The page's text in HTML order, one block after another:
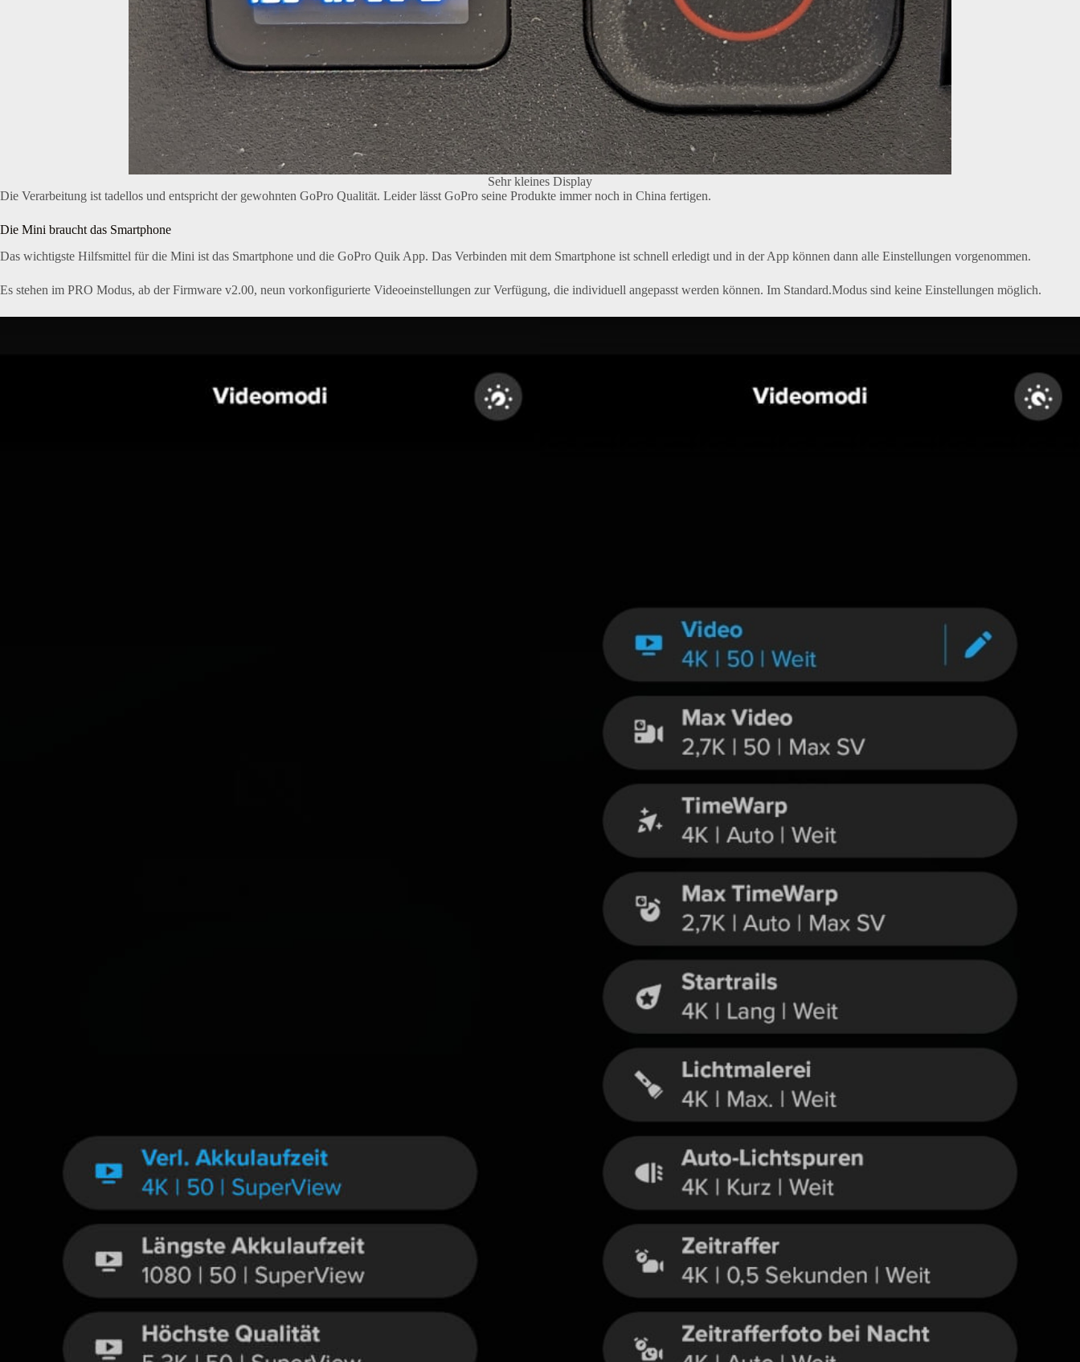
Sehr kleines Display
Die Verarbeitung ist tadellos und entspricht der gewohnten GoPro Qualität. Leider lässt GoPro seine Produkte immer noch in China fertigen.
Die Mini braucht das Smartphone
Das wichtigste Hilfsmittel für die Mini ist das Smartphone und die GoPro Quik App. Das Verbinden mit dem Smartphone ist schnell erledigt und in der App können dann alle Einstellungen vorgenommen.
Es stehen im PRO Modus, ab der Firmware v2.00, neun vorkonfigurierte Videoeinstellungen zur Verfügung, die individuell angepasst werden können. Im Standard.Modus sind keine Einstellungen möglich.